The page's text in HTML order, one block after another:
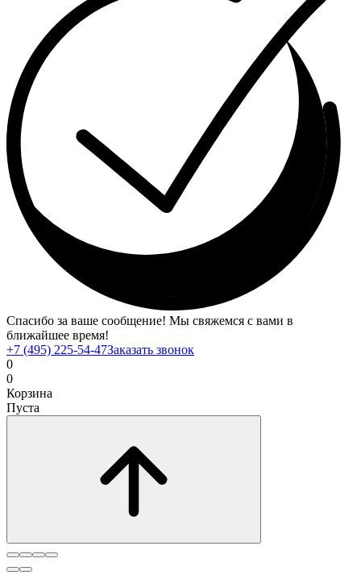
Спасибо за ваше сообщение! Мы свяжемся с вами в
ближайшее время!
+7 (495) 225-54-47Заказать звонок
0
0
Корзина
Пуста